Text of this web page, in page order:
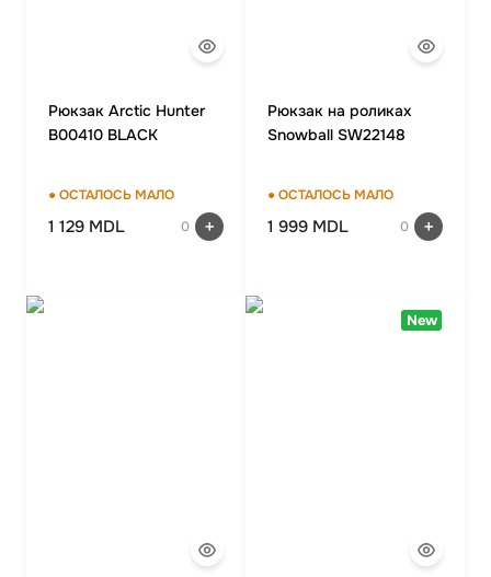
Рюкзак Arctic Hunter
B00410 BLACK
● ОСТАЛОСЬ МАЛО
1 129 MDL 0
Рюкзак на роликах
Snowball SW22148
● ОСТАЛОСЬ МАЛО
1 999 MDL 0
New